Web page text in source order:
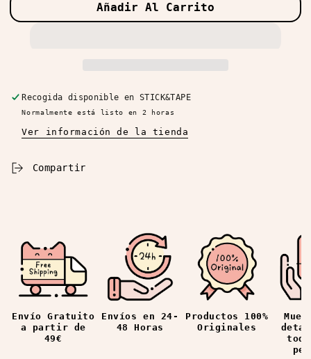
2024)
para
2024)
Añadir Al Carrito
Recogida disponible enSTICK&TAPE
Normalmente está listo en 2 horas
Ver información de la tienda
Compartir
Envío Gratuito
a partir de
49€
Envíos en 24-
48 Horas
Productos 100%
Originales